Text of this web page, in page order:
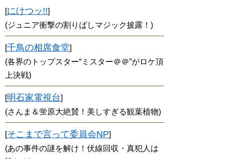
[にけつッ!!]
(ジュニア衝撃の割りばしマジック披露！)
[千鳥の相席食堂]
(各界のトップスター“ミスター＠＠”がロケ頂
上決戦)
[明石家電視台]
(さんま＆蛍原大絶賛！美しすぎる観葉植物)
[そこまで言って委員会NP]
(あの事件の謎を解け！伏線回収・真犯人は